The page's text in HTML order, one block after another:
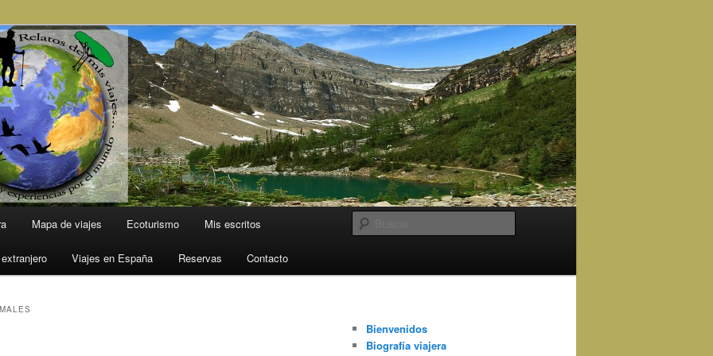
Mapa de viajes Ecoturismo Mis escritos
Viajes en España Reservas Contacto
Bienvenidos
Biografía viajera